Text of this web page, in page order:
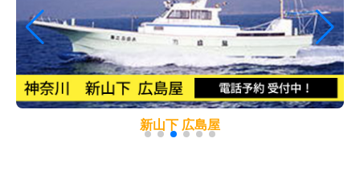
新山下 広島屋